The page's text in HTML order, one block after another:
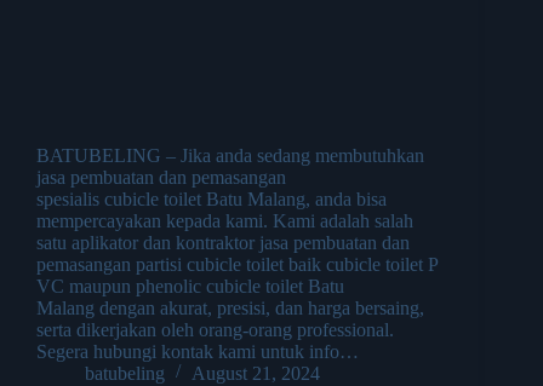
BATUBELING – Jika anda sedang membutuhkan
jasa pembuatan dan pemasangan
spesialis cubicle toilet Batu Malang, anda bisa
mempercayakan kepada kami. Kami adalah salah
satu aplikator dan kontraktor jasa pembuatan dan
pemasangan partisi cubicle toilet baik cubicle toilet P
VC maupun phenolic cubicle toilet Batu
Malang dengan akurat, presisi, dan harga bersaing,
serta dikerjakan oleh orang-orang professional.
Segera hubungi kontak kami untuk info…
batubeling
August 21, 2024